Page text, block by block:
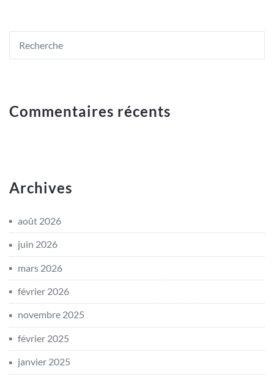
Commentaires récents
Archives
août 2026
juin 2026
mars 2026
février 2026
novembre 2025
février 2025
janvier 2025